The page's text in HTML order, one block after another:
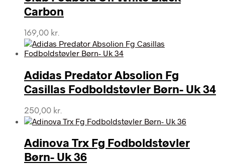
Carbon
169,00 kr.
Adidas Predator Absolion Fg
Casillas Fodboldstøvler Børn- Uk 34
250,00 kr.
Adinova Trx Fg Fodboldstøvler
Børn- Uk 36